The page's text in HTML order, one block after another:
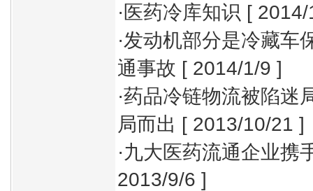
·医药冷库知识 [
·发动机部分是冷藏车
通事故 [ 2014/1/9 ]
·药品冷链物流被陷迷
局而出 [ 2013/10/21 ]
·九大医药流通企业携
2013/9/6 ]